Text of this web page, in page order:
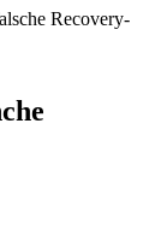
Recovery-